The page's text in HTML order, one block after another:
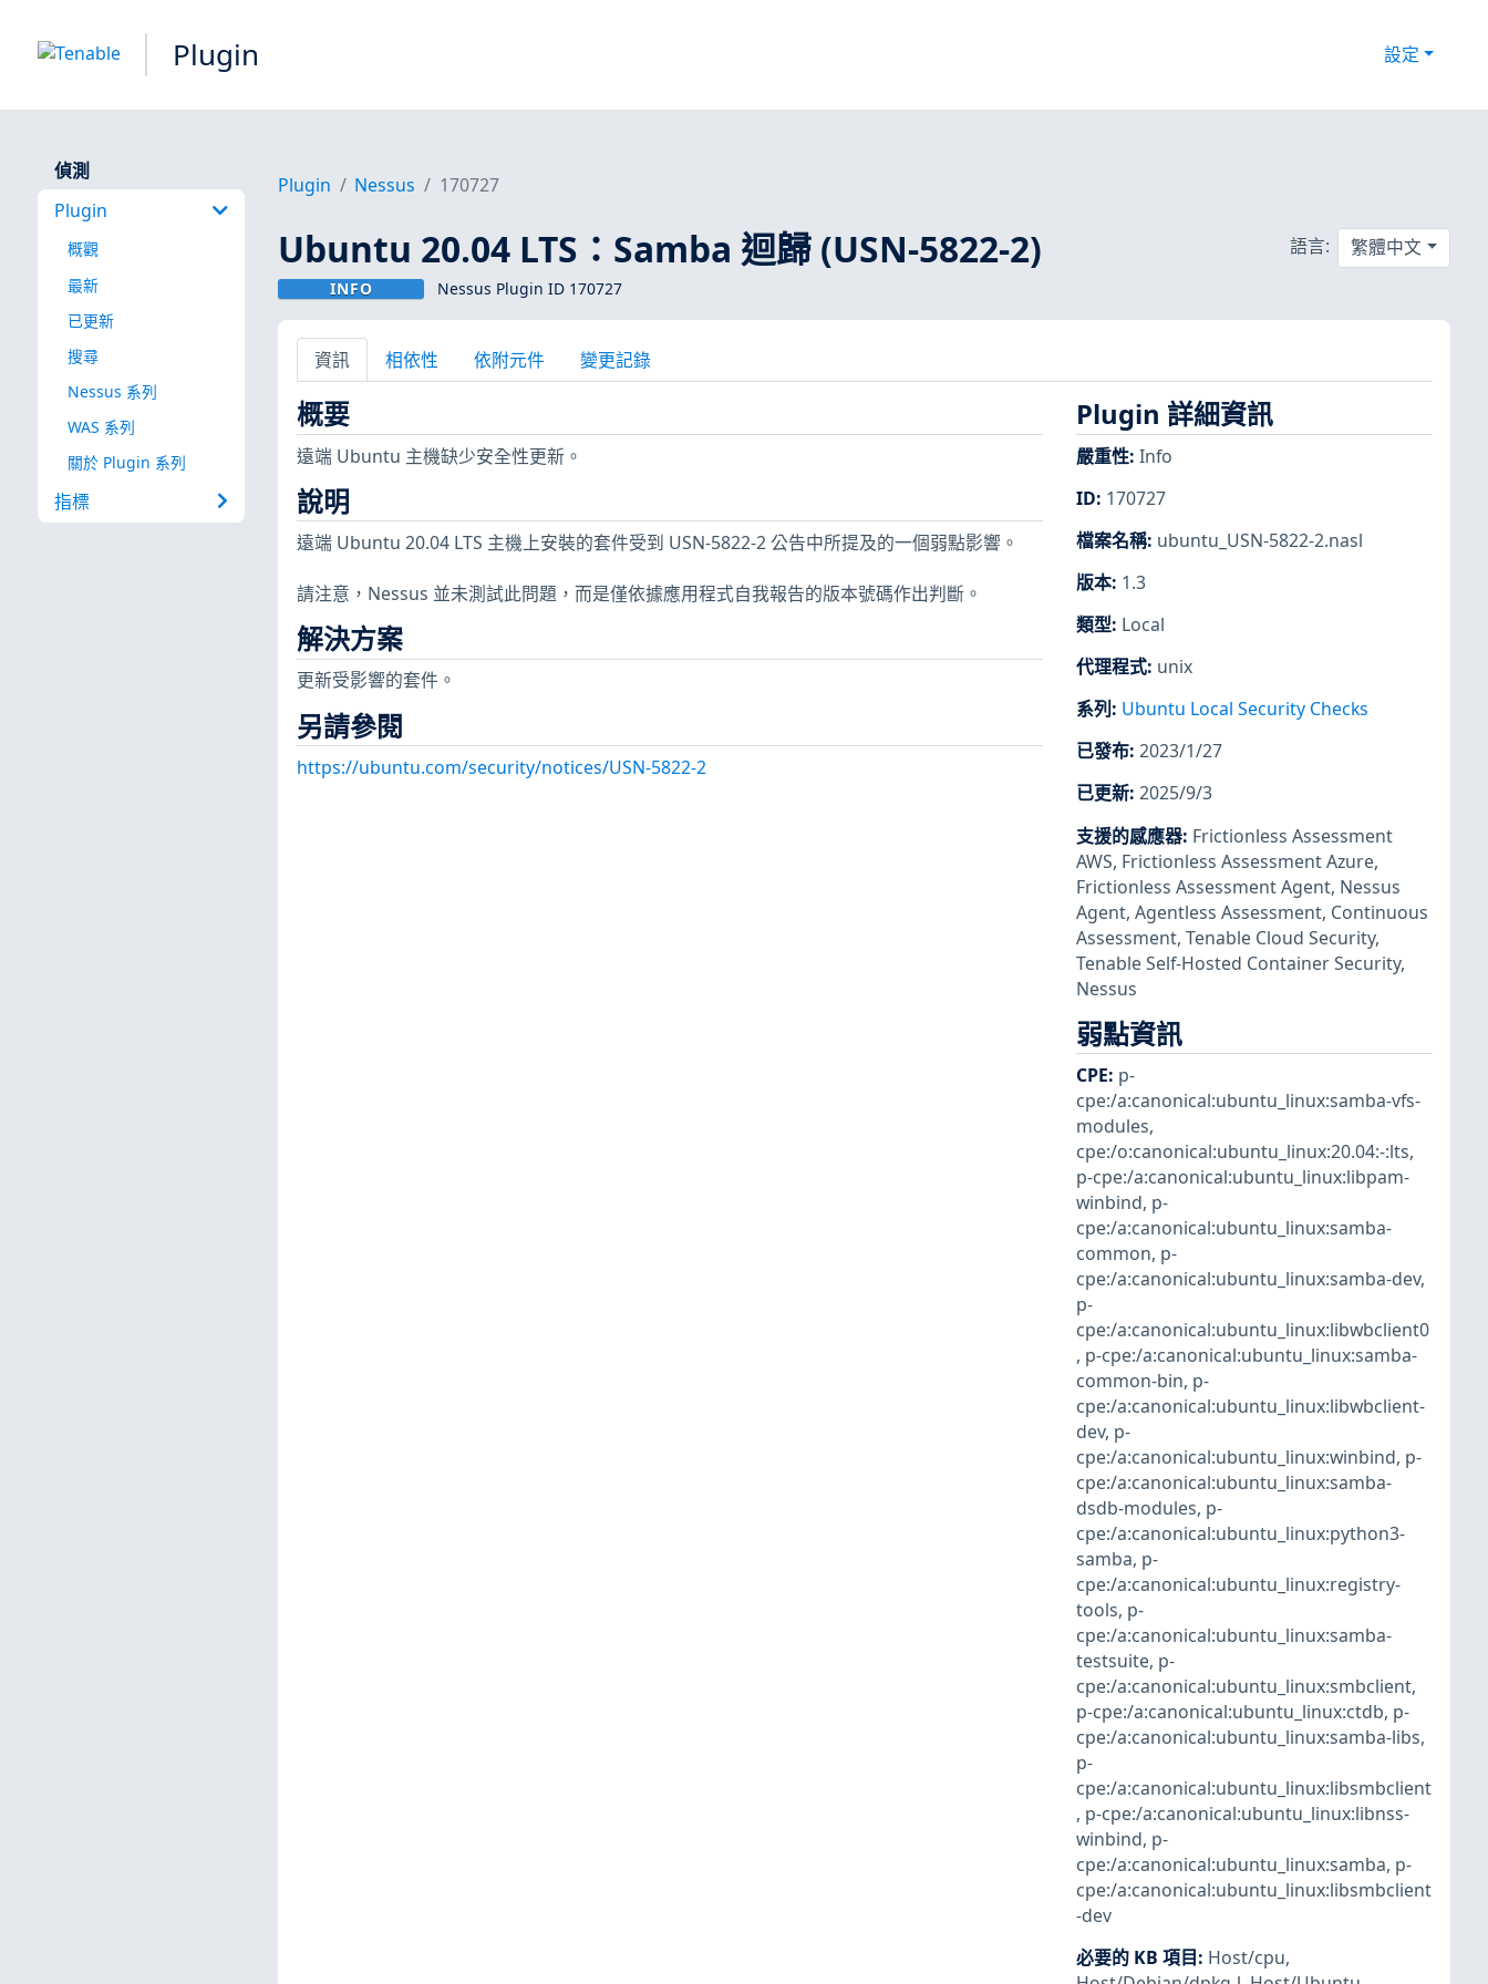
Plugin 設定
偵測
Plugin
概觀
最新
已更新
搜尋
Nessus 系列
WAS 系列
關於 Plugin 系列
指標
Plugin Nessus 170727
Ubuntu 20.04 LTS：Samba 迴歸 (USN-5822-2)
INFO Nessus Plugin ID 170727
語言: 繁體中文
資訊 相依性 依附元件 變更記錄
概要
遠端 Ubuntu 主機缺少安全性更新。
說明
遠端 Ubuntu 20.04 LTS 主機上安裝的套件受到 USN-5822-2 公告中所提及的一個弱點影響。
請注意，Nessus 並未測試此問題，而是僅依據應用程式自我報告的版本號碼作出判斷。
解決方案
更新受影響的套件。
另請參閱
https://ubuntu.com/security/notices/USN-5822-2
Plugin 詳細資訊
嚴重性: Info
ID: 170727
檔案名稱: ubuntu_USN-5822-2.nasl
版本: 1.3
類型: Local
代理程式: unix
系列 : Ubuntu Local Security Checks
已發布: 2023/1/27
已更新: 2025/9/3
支援的感應器: Frictionless Assessment
AWS, Frictionless Assessment Azure,
Frictionless Assessment Agent, Nessus
Agent, Agentless Assessment, Continuous
Assessment, Tenable Cloud Security,
Tenable Self-Hosted Container Security,
Nessus
弱點資訊
CPE: p-
cpe:/a:canonical:ubuntu_linux:samba-vfs-
modules,
cpe:/o:canonical:ubuntu_linux:20.04:-:lts,
p-cpe:/a:canonical:ubuntu_linux:libpam-
winbind, p-
cpe:/a:canonical:ubuntu_linux:samba-
common, p-
cpe:/a:canonical:ubuntu_linux:samba-dev,
p-
cpe:/a:canonical:ubuntu_linux:libwbclient0
, p-cpe:/a:canonical:ubuntu_linux:samba-
common-bin, p-
cpe:/a:canonical:ubuntu_linux:libwbclient-
dev, p-
cpe:/a:canonical:ubuntu_linux:winbind, p-
cpe:/a:canonical:ubuntu_linux:samba-
dsdb-modules, p-
cpe:/a:canonical:ubuntu_linux:python3-
samba, p-
cpe:/a:canonical:ubuntu_linux:registry-
tools, p-
cpe:/a:canonical:ubuntu_linux:samba-
testsuite, p-
cpe:/a:canonical:ubuntu_linux:smbclient,
p-cpe:/a:canonical:ubuntu_linux:ctdb, p-
cpe:/a:canonical:ubuntu_linux:samba-libs,
p-
cpe:/a:canonical:ubuntu_linux:libsmbclient
, p-cpe:/a:canonical:ubuntu_linux:libnss-
winbind, p-
cpe:/a:canonical:ubuntu_linux:samba, p-
cpe:/a:canonical:ubuntu_linux:libsmbclient
-dev
必要的 KB 項目: Host/cpu,